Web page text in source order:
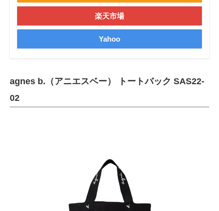
楽天市場
Yahoo
agnes b.（アニエスベー） トートバック SAS22-
02